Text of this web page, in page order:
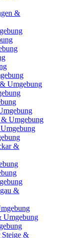
&
Umgebung
Umgebung
&
&
Umgebung
Steige &